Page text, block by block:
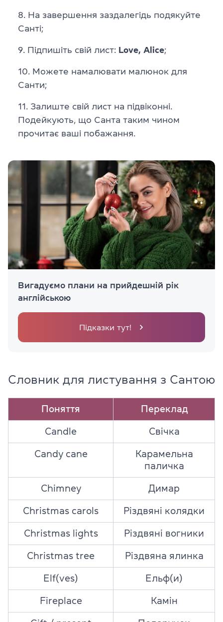
На завершення заздалегідь подякуйте
Санті;
Підпишіть свій лист: Love, Alice;
Можете намалювати малюнок для
Санти;
Залиште свій лист на підвіконні.
Подейкують, що Санта таким чином
прочитає ваші побажання.
Вигадуємо плани на прийдешній рік
англійською
Підказки тут!
Словник для листування з Сантою
Поняття Переклад
Candle Свічка
Candycane
Карамельна
паличка
Chimney Димар
Christmas carols Різдвяні колядки
Christmas lights Різдвяні вогники
Christmas tree Різдвяна ялинка
E lf(ves) Ельф(и)
Fireplace Камін